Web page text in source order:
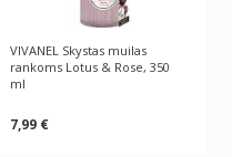
VIVANEL Skystas muilas
rankoms Lotus & Rose, 350
ml
7,99 €